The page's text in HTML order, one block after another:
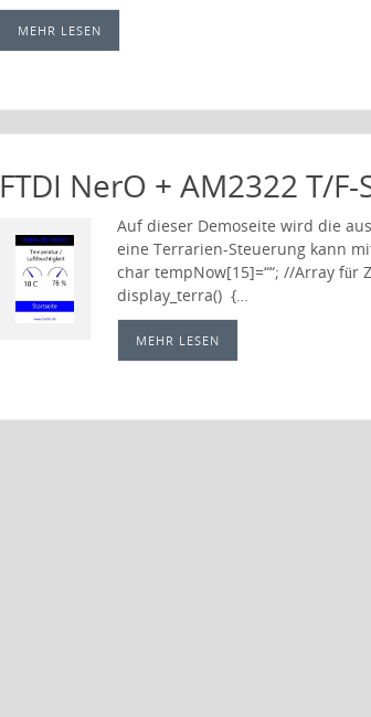
MEHR LESEN
FTDI NerO + AM2322 T/F-
Auf dieser Demoseite wird die
eine Terrarien-Steuerung kann
char tempNow[15]=““; //Array
display_terra() {…
MEHR LESEN